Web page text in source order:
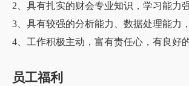
2、具有扎实的财会专业知识，学习能力
3、具有较强的分析能力、数据处理能力
4、工作积极主动，富有责任心，有良好
员工福利